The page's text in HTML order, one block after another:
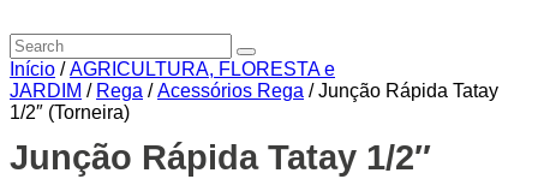
Início /AGRICULTURA, FLORESTA e
JARDIM / Rega /Acessórios Rega / Junção Rápida Tatay
1/2″ (Torneira)
Junção Rápida Tatay 1/2″